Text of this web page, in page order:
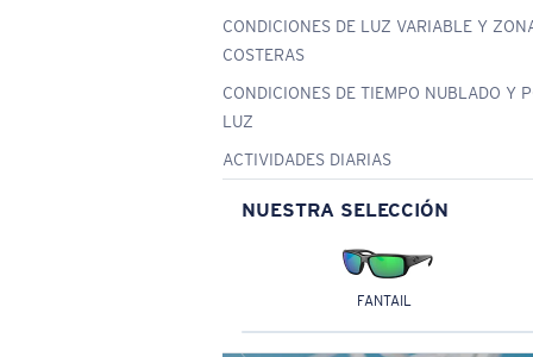
CONDICIONES DE LUZ VARIABLE Y
COSTERAS
CONDICIONES DE TIEMPO NUBLADO Y
LUZ
ACTIVIDADES DIARIAS
NUESTRA SELECCIÓN
FANTAIL